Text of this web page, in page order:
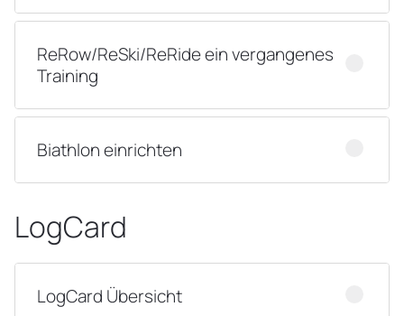
ReRow/ReSki/ReRide ein vergangenes
Training
Biathlon einrichten
LogCard
LogCard Übersicht